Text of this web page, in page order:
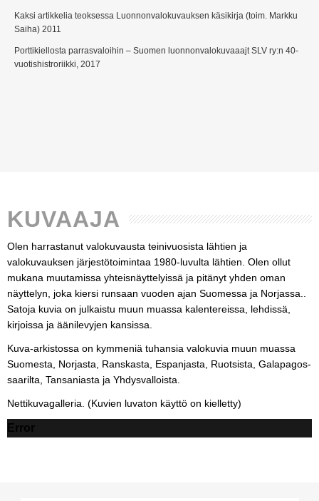
Kaksi artikkelia teoksessa Luonnonvalokuvauksen käsikirja (toim. Markku
Saiha) 2011
Porttikiellosta parrasvaloihin – Suomen luonnonvalokuvaaajt SLV ry:n 40-
vuotishistroriikki, 2017
KUVAAJA
Olen harrastanut valokuvausta teinivuosista lähtien ja
valokuvauksen järjestötoimintaa 1980-luvulta lähtien. Olen ollut
mukana muutamissa yhteisnäyttelyissä ja pitänyt yhden oman
näyttelyn, joka kiersi runsaan vuoden ajan Suomessa ja Norjassa..
Satoja kuvia on julkaistu muun muassa kalentereissa, lehdissä,
kirjoissa ja äänilevyjen kansissa.
Kuva-arkistossa on kymmeniä tuhansia valokuvia muun muassa
Suomesta, Norjasta, Ranskasta, Espanjasta, Ruotsista, Galapagos-
saarilta, Tansaniasta ja Yhdysvalloista.
Nettikuvagalleria. (Kuvien luvaton käyttö on kielletty)
Error